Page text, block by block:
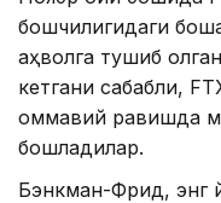
бошчилигидаги
аҳволга тушиб
кетгани сабабли,
оммавий равишда
бошладилар.
Бэнкман-Фрид, энг